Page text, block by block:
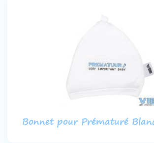
Bonnet pour Prématuré